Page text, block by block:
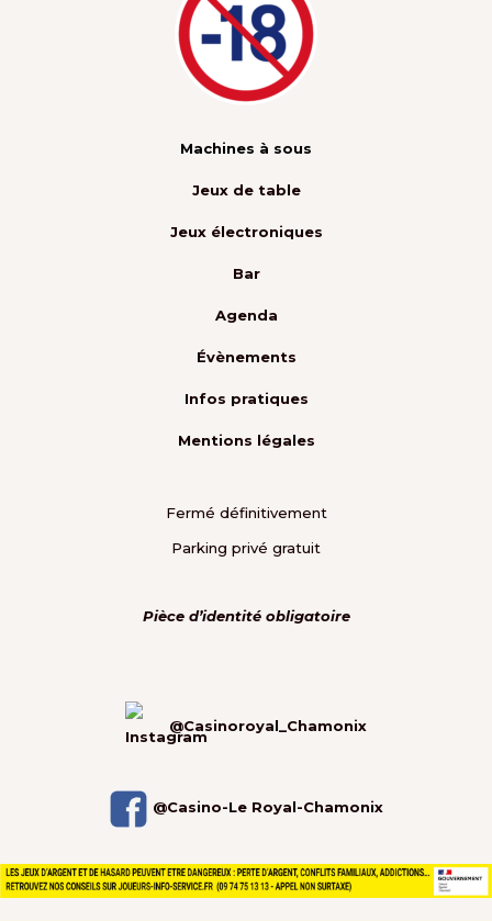
Machines à sous
Jeux de table
Jeux électroniques
Bar
Agenda
Évènements
Infos pratiques
Mentions légales
Fermé définitivement
Parking privé gratuit
Pièce d’identité obligatoire
@Casinoroyal_Chamonix
@Casino-Le Royal-Chamonix